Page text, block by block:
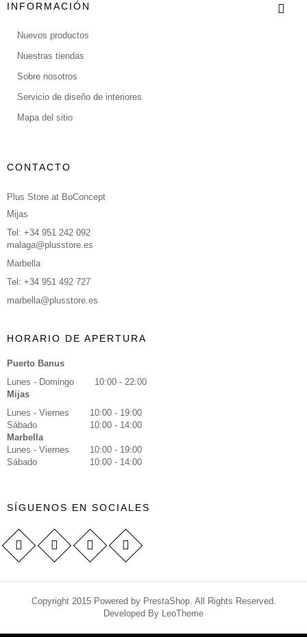
INFORMACIÓN
Nuevos productos
Nuestras tiendas
Sobre nosotros
Servicio de diseño de interiores
Mapa del sitio
CONTACTO
Plus Store at BoConcept
Mijas
Tel: +34 951 242 092
malaga@plusstore.es
Marbella
Tel: +34 951 492 727
marbella@plusstore.es
HORARIO DE APERTURA
Puerto Banus
Lunes - Domingo
10:00 - 22:00
Mijas
Lunes - Viernes
10:00 - 19:00
Sábado
10:00 - 14:00
Marbella
Lunes - Viernes
10:00 - 19:00
Sábado
10:00 - 14:00
SÍGUENOS EN SOCIALES
Copyright 2015 Powered by PrestaShop. All Rights Reserved.
Developed By LeoTheme